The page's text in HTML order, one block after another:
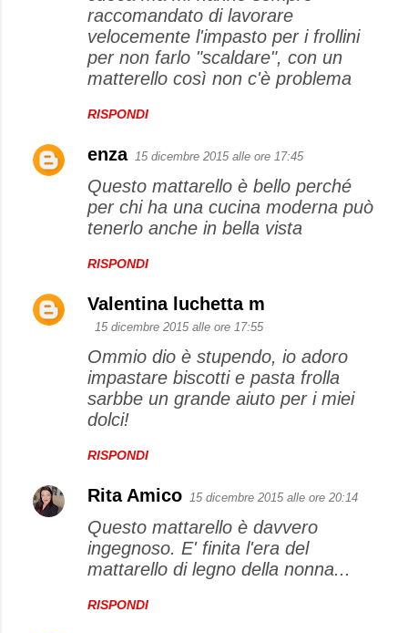
raccomandato di lavorare
velocemente l'impasto per i frollini
per non farlo "scaldare", con un
matterello così non c'è problema
RISPONDI
enza 15 dicembre 2015 alle ore 17:45
Questo mattarello è bello perché
per chi ha una cucina moderna può
tenerlo anche in bella vista
RISPONDI
Valentina luchetta m
15 dicembre 2015 alle ore 17:55
Ommio dio è stupendo, io adoro
impastare biscotti e pasta frolla
sarbbe un grande aiuto per i miei
dolci!
RISPONDI
Rita Amico 15 dicembre 2015 alle ore 20:14
Questo mattarello è davvero
ingegnoso. E' finita l'era del
mattarello di legno della nonna...
RISPONDI